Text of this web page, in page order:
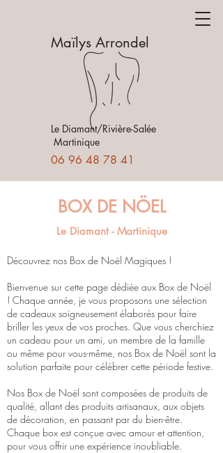
Maïlys Arrondel
Le Diamant/Rivière-Salée
Martinique
06 96 48 78 41
BOX DE NÖEL
Le Diamant - Martinique
Découvrez nos Box de Noël Magiques !
Bienvenue sur cette page dédiée aux Box de Noël
! Chaque année, je vous proposons une sélection
de cadeaux soigneusement élaborés pour faire
briller les yeux de vos proches. Que vous cherchiez
un cadeau pour un ami, un membre de la famille
ou même pour vous-même, nos Box de Noël sont la
solution parfaite pour célébrer cette période festive.
Nos Box de Noël sont composées de produits de
qualité, allant des produits artisanaux, aux objets
de décoration, en passant par du bien-être.
Chaque box est conçue avec amour et attention,
pour vous offrir une expérience inoubliable.